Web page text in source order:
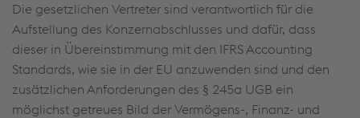
Die gesetzlichen Vertreter sind verantwortlich für die
Aufstellung des Konzernabschlusses und dafür, dass
dieser in Übereinstimmung mit den IFRS Accounting
Standards, wie sie in der EU anzuwenden sind und den
zusätzlichen Anforderungen des § 245a UGB ein
möglichst getreues Bild der Vermögens-, Finanz- und